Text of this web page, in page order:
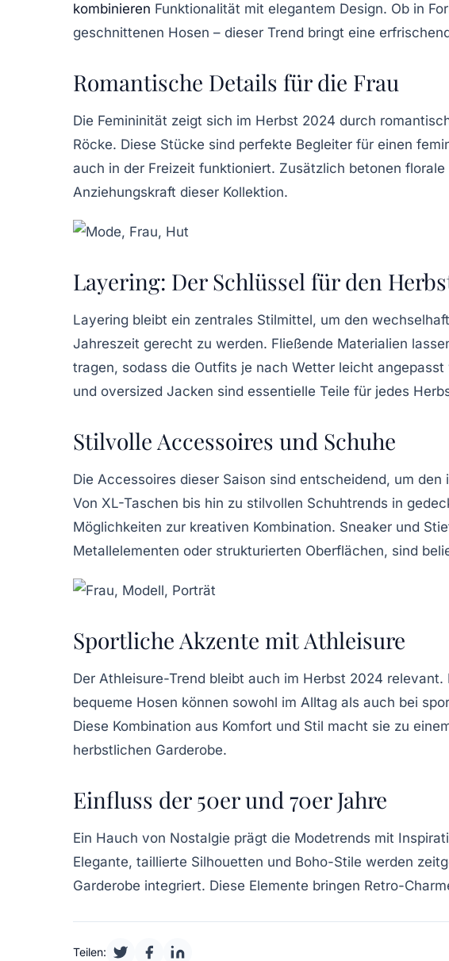
kombinieren Funktionalität mit elegantem Design. Ob in
geschnittenen Hosen – dieser Trend bringt eine
Romantische Details für die Frau
Die Femininität zeigt sich im Herbst 2024 durch
Röcke. Diese Stücke sind perfekte Begleiter für einen
auch in der Freizeit funktioniert. Zusätzlich betonen
Anziehungskraft dieser Kollektion.
Layering: Der Schlüssel für den
Layering bleibt ein zentrales Stilmittel, um den
Jahreszeit gerecht zu werden. Fließende Materialien
tragen, sodass die Outfits je nach Wetter leicht angepasst
und oversized Jacken sind essentielle Teile für jedes
Stilvolle Accessoires und Schuhe
Die Accessoires dieser Saison sind entscheidend, um
Von XL-Taschen bis hin zu stilvollen Schuhtrends in
Möglichkeiten zur kreativen Kombination. Sneaker und
Metallelementen oder strukturierten Oberflächen, sind
Sportliche Akzente mit Athleisure
Der Athleisure-Trend bleibt auch im Herbst 2024
bequeme Hosen können sowohl im Alltag als auch bei
Diese Kombination aus Komfort und Stil macht sie zu
herbstlichen Garderobe.
Einfluss der 50er und 70er Jahre
Ein Hauch von Nostalgie prägt die Modetrends mit
Elegante, taillierte Silhouetten und Boho-Stile werden
Garderobe integriert. Diese Elemente bringen Retro-
Teilen: